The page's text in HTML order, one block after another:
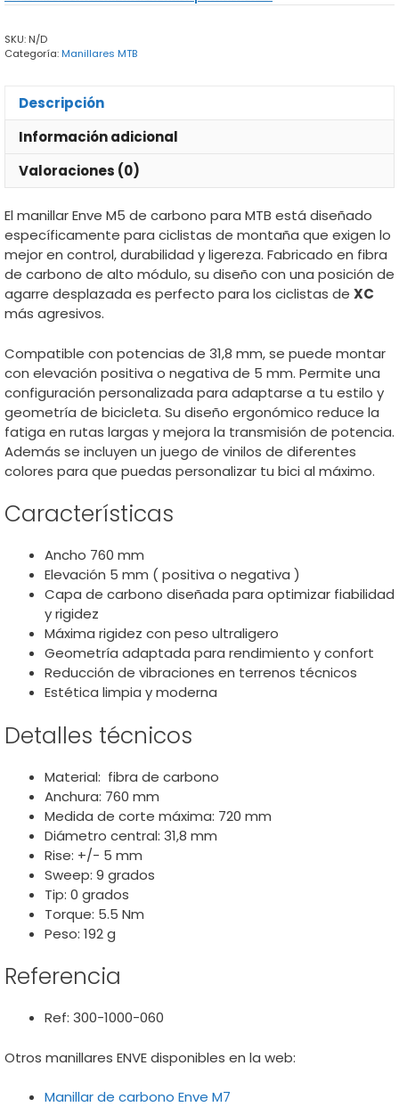
|
SKU: N/D
Categoría:Manillares MTB
Descripción
Información adicional
Valoraciones (0)
El manillar Enve M5 de carbono para MTB está diseñado
específicamente para ciclistas de montaña que exigen lo
mejor en control, durabilidad y ligereza. Fabricado en fibra
de carbono de alto módulo, su diseño con una posición de
agarre desplazada es perfecto para los ciclistas de XC
más agresivos.
Compatible con potencias de 31,8 mm, se puede montar
con elevación positiva o negativa de 5 mm. Permite una
configuración personalizada para adaptarse a tu estilo y
geometría de bicicleta. Su diseño ergonómico reduce la
fatiga en rutas largas y mejora la transmisión de potencia.
Además se incluyen un juego de vinilos de diferentes
colores para que puedas personalizar tu bici al máximo.
Características
Ancho 760 mm
Elevación 5 mm ( positiva o negativa )
Capa de carbono diseñada para optimizar fiabilidad
y rigidez
Máxima rigidez con peso ultraligero
Geometría adaptada para rendimiento y confort
Reducción de vibraciones en terrenos técnicos
Estética limpia y moderna
Detalles técnicos
Material: fibra de carbono
Anchura: 760 mm
Medida de corte máxima: 720 mm
Diámetro central: 31,8 mm
Rise: +/- 5 mm
Sweep: 9 grados
Tip: 0 grados
Torque: 5.5 Nm
Peso: 192 g
Referencia
Ref: 300-1000-060
Otros manillares ENVE disponibles en la web:
Manillar de carbono Enve M7